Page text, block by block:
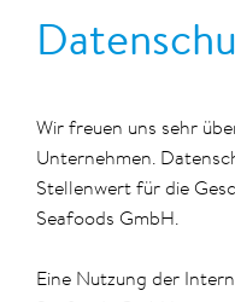
Wir freuen uns sehr
Unternehmen.
Stellenwert für die
Seafoods GmbH.
Eine Nutzung der